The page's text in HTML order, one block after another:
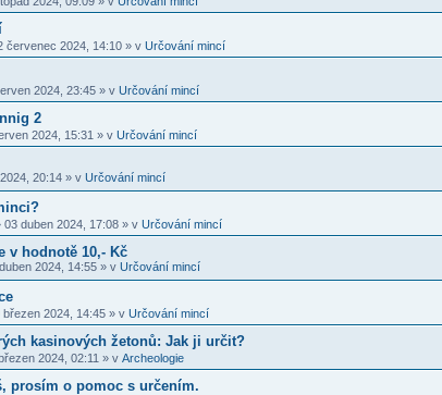
červenec 2024, 14:10 » v Určování mincí
2024, 23:45 » v Určování mincí
2
2024, 15:31 » v Určování mincí
20:14 » v Určování mincí
03 duben 2024, 17:08 » v Určování mincí
v hodnotě 10,- Kč
2024, 14:55 » v Určování mincí
březen 2024, 14:45 » v Určování mincí
kasinových žetonů: Jak ji určit?
2024, 02:11 » v Archeologie
prosím o pomoc s určením.